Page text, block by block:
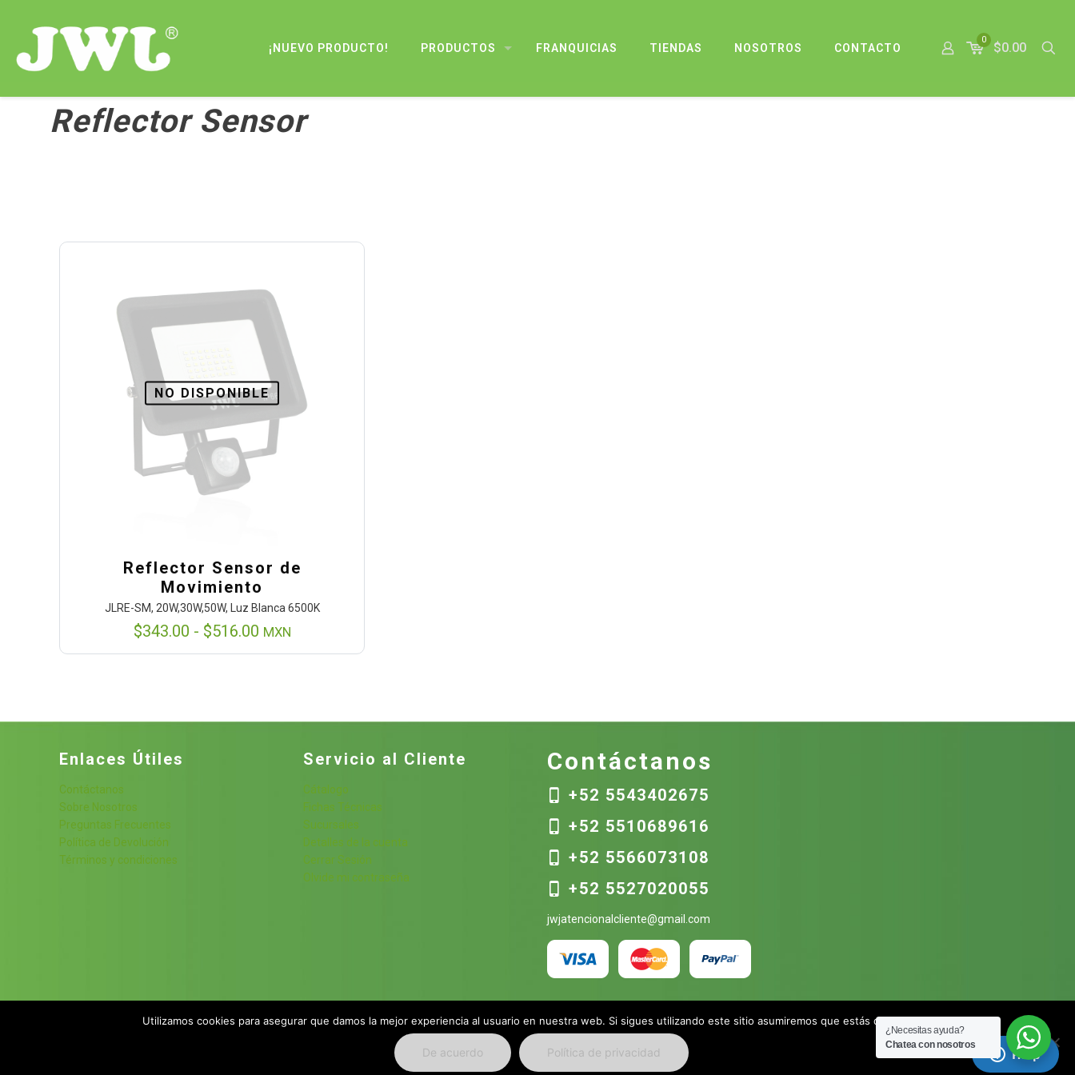
¡NUEVO PRODUCTO! PRODUCTOS FRANQUICIAS TIENDAS NOSOTROS CONTACTO
0
$0.00
Reflector Sensor
NO DISPONIBLE
Reflector Sensor de
Movimiento
JLRE-SM, 20W,30W,50W, Luz Blanca 6500K
$343.00 - $516.00Rango
hasta
MXN
Enlaces Útiles
Contáctanos
Sobre Nosotros
Preguntas Frecuentes
Política de Devolución
Términos y condiciones
Servicio al Cliente
Cátalogo
Fichas Técnicas
Sucursales
Detalles de la cuenta
Cerrar Sesión
Olvide mi contraseña
Contáctanos
+52 5543402675
+52 5510689616
+52 5566073108
+52 5527020055
jwjatencionalcliente@gmail.com
¿Necesitas ayuda?
Chatea con nosotros
Utilizamos cookies para asegurar que damos la mejor experiencia al usuario en nuestra web. Si sigues utilizando este sitio asumiremos que estás de acuerdo.
De acuerdo Política de privacidad